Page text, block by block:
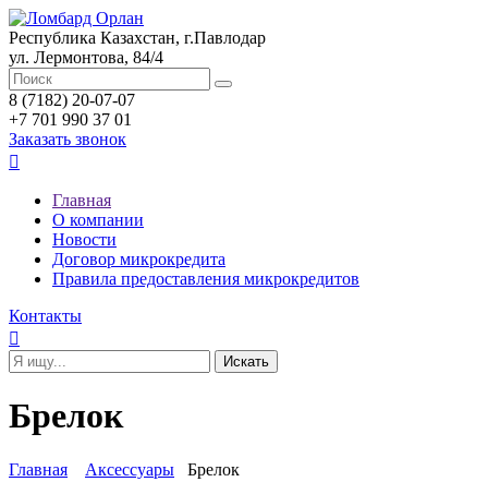
Республика Казахстан, г.Павлодар
ул. Лермонтова, 84/4
8 (7182) 20-07-07
+7 701 990 37 01
Заказать звонок

Главная
О компании
Новости
Договор микрокредита
Правила предоставления микрокредитов
Контакты

Брелок
Главная Аксессуары Брелок